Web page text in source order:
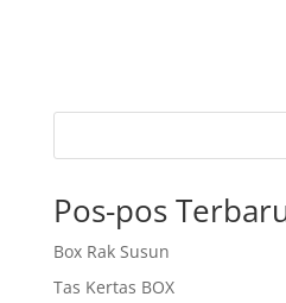
Pos-pos
Box Rak Susun
Tas Kertas BOX